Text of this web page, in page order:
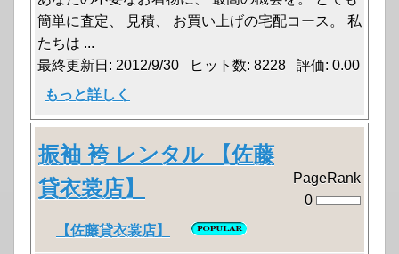
簡単に査定、 見積、 お買い上げの宅配コース。 私
たちは ...
最終更新日: 2012/9/30 ヒット数: 8228 評価: 0.00
もっと詳しく
振袖 袴 レンタル 【佐藤
貸衣裳店】
【佐藤貸衣裳店】
PageRank
0